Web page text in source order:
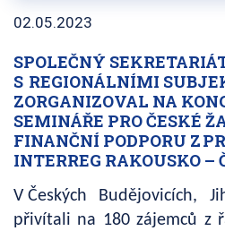
SPOLEČNÝ
S REGIONÁLNÍMI
ZORGANIZOVAL NA
SEMINÁŘE PRO ČESKÉ
FINANČNÍ PODPORU Z
INTERREG RAKOUSKO –
02.05.2023
V Českých Budějovicích,
přivítali na 180 zájemců z